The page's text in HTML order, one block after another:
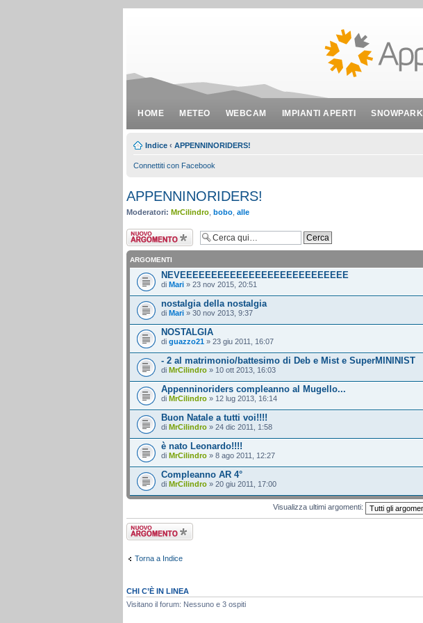
HOME METEO WEBCAM IMPIANTI APERTI SNOWPARK
Indice ‹ APPENNINORIDERS!
Connettiti con Facebook
APPENNINORIDERS!
Moderatori: MrCilindro bobo alle
Scrivi un nuovo
argomento
ARGOMENTI
NEVEEEEEEEEEEEEEEEEEEEEEEEEEEE
di Mari » 23 nov 2015, 20:51
nostalgia della nostalgia
di Mari » 30 nov 2013, 9:37
NOSTALGIA
di guazzo21 » 23 giu 2011, 16:07
- 2 al matrimonio/battesimo di Deb e Mist e SuperMININIST
di MrCilindro » 10 ott 2013, 16:03
Appenninoriders compleanno al Mugello...
di MrCilindro » 12 lug 2013, 16:14
Buon Natale a tutti voi!!!!
di MrCilindro » 24 dic 2011, 1:58
è nato Leonardo!!!!
di MrCilindro » 8 ago 2011, 12:27
Compleanno AR 4°
di MrCilindro » 20 giu 2011, 17:00
Visualizza ultimi argomenti:
Scrivi un nuovo
argomento
Torna a Indice
CHI C’È IN LINEA
Visitano il forum: Nessuno e 3 ospiti